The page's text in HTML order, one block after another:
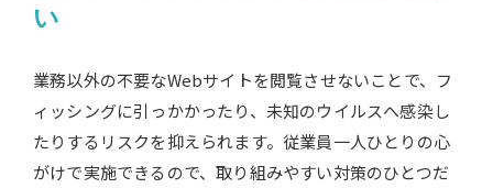
い
業務以外の不要なWebサイトを閲覧させないことで、フ
ィッシングに引っかかったり、未知のウイルスへ感染し
たりするリスクを抑えられます。従業員一人ひとりの心
がけで実施できるので、取り組みやすい対策のひとつだ